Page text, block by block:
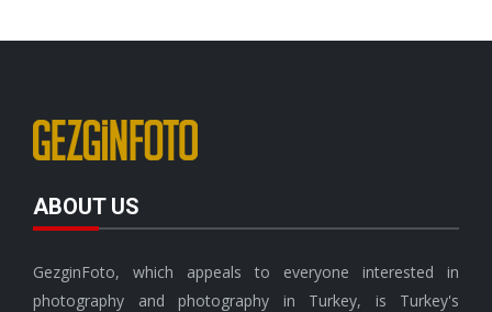
ABOUT US
GezginFoto, which appeals to everyone interested in
photography and photography in Turkey, is Turkey's